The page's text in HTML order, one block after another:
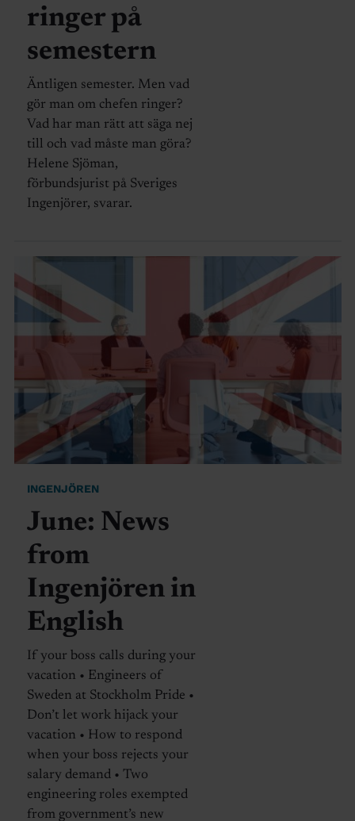
ringer på
semestern
Äntligen semester. Men vad
gör man om chefen ringer?
Vad har man rätt att säga nej
till och vad måste man göra?
Helene Sjöman,
förbundsjurist på Sveriges
Ingenjörer, svarar.
INGENJÖREN
June: News
from
Ingenjören in
English
If your boss calls during your
vacation • Engineers of
Sweden at Stockholm Pride •
Don’t let work hijack your
vacation • How to respond
when your boss rejects your
salary demand • Two
engineering roles exempted
from government’s new